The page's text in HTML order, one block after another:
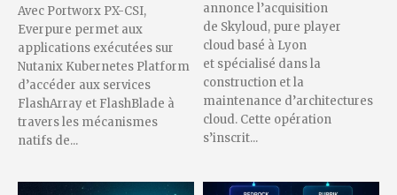
Avec Portworx PX-CSI,
Everpure permet aux
applications exécutées sur
Nutanix Kubernetes Platform
d’accéder aux services
FlashArray et FlashBlade à
travers les mécanismes
natifs de...
annonce l’acquisition
de Skyloud, pure player
cloud basé à Lyon
et spécialisé dans la
construction et la
maintenance d’architectures
cloud. Cette opération
s’inscrit...